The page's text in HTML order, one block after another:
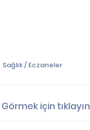
Sağlık/ Eczaneler
Görmek için tıklayın